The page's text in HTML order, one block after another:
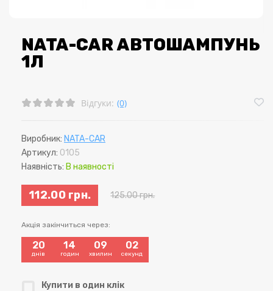
NATA-CAR АВТОШАМПУНЬ
1Л
Відгуки: (0)
Виробник: NATA-CAR
Артикул: 0105
Наявність: В наявності
112.00 грн. 125.00 грн.
Акція закінчиться через:
20
днів
14
годин
09
хвилин
01
секунд
Купити в один клік